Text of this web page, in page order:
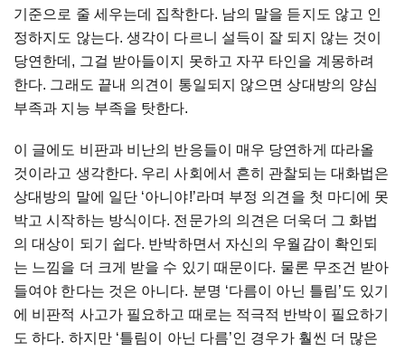
기준으로 줄 세우는데 집착한다. 남의 말을 듣지도 않고 인
정하지도 않는다. 생각이 다르니 설득이 잘 되지 않는 것이
당연한데, 그걸 받아들이지 못하고 자꾸 타인을 계몽하려
한다. 그래도 끝내 의견이 통일되지 않으면 상대방의 양심
부족과 지능 부족을 탓한다.
이 글에도 비판과 비난의 반응들이 매우 당연하게 따라올
것이라고 생각한다. 우리 사회에서 흔히 관찰되는 대화법은
상대방의 말에 일단 ‘아니야!’라며 부정 의견을 첫 마디에 못
박고 시작하는 방식이다. 전문가의 의견은 더욱더 그 화법
의 대상이 되기 쉽다. 반박하면서 자신의 우월감이 확인되
는 느낌을 더 크게 받을 수 있기 때문이다. 물론 무조건 받아
들여야 한다는 것은 아니다. 분명 ‘다름이 아닌 틀림’도 있기
에 비판적 사고가 필요하고 때로는 적극적 반박이 필요하기
도 하다. 하지만 ‘틀림이 아닌 다름’인 경우가 훨씬 더 많은